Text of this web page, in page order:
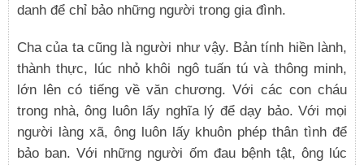
danh để chỉ bảo những người trong gia đình.
Cha của ta cũng là người như vậy. Bản tính hiền lành,
thành thực, lúc nhỏ khôi ngô tuấn tú và thông minh,
lớn lên có tiếng về văn chương. Với các con cháu
trong nhà, ông luôn lấy nghĩa lý để dạy bảo. Với mọi
người làng xã, ông luôn lấy khuôn phép thân tình để
bảo ban. Với những người ốm đau bệnh tật, ông lúc